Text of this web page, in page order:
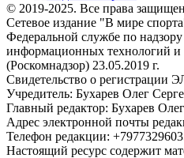
© 2019-2025. Все права
Сетевое издание "В мире
Федеральной службе по надзору
информационных технологий
(Роскомнадзор) 23.05.2019 г.
Свидетельство о регистрации
Учредитель: Бухарев Олег
Главный редактор: Бухарев
Адрес электронной почты
Телефон редакции:
Настоящий ресурс содержит